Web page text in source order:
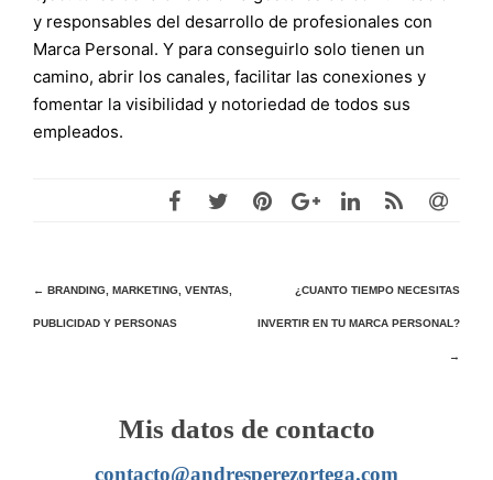
y responsables del desarrollo de profesionales con
Marca Personal. Y para conseguirlo solo tienen un
camino, abrir los canales, facilitar las conexiones y
fomentar la visibilidad y notoriedad de todos sus
empleados.
Navegación
de
← BRANDING, MARKETING, VENTAS,
PUBLICIDAD Y PERSONAS
¿CUANTO TIEMPO NECESITAS
INVERTIR EN TU MARCA PERSONAL?
→
Mis datos de contacto
contacto@andresperezortega.com